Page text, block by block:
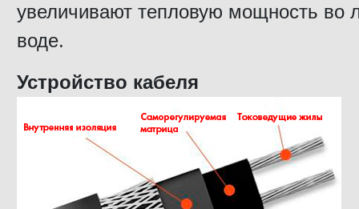
увеличивают тепловую мощность во
воде.
Устройство кабеля